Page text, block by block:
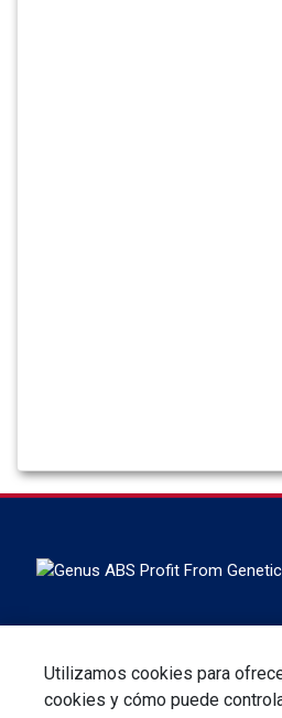
Utilizamos cookies para
cookies y cómo puede